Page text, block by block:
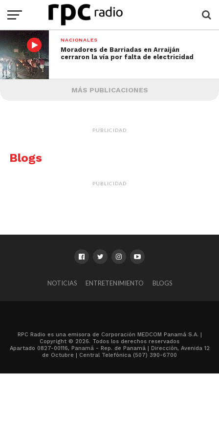
NACIONALES
Moradores de Barriadas en Arraiján
cerraron la vía por falta de electricidad
MÁS PUBLICACIONES
PUBLICIDAD
Blogs
PUBLICIDAD
NOTICIAS ENTRETENIMIENTO BLOGS
RPC Radio es una emisora de Corporación MEDCOM Panamá S.A. |
Copyright © 2026. Todos los derechos reservados
Apartado 0827-00116, Panamá - Rep. de Panamá | Dirección, Avenida 12
de Octubre | Central Telefónica (507) 390-6700